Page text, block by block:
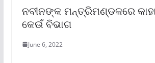
ନବୀନଙ୍କ ମନ୍ତ୍ରିମଣ୍ଡଳରେ
କେଉଁ ବିଭାଗ
June 6, 2022